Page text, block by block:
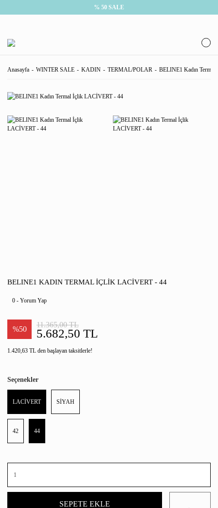
% 50 SALE
Anasayfa WINTER SALE KADIN TERMAL/POLAR BELINE1 Kadın
BELINE1 KADIN TERMAL İÇLIK LACİVERT - 44
0 - Yorum Yap
%50 5.682,50 TL
11.365,00 TL
1.420,63 TL den başlayan taksitlerle!
Seçenekler
LACİVERT SİYAH
42 44
SEPETE EKLE